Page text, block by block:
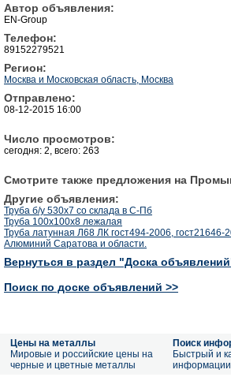
Автор объявления:
EN-Group
Телефон:
89152279521
Регион:
Москва и Московская область, Москва
Отправлено:
08-12-2015 16:00
Число просмотров:
сегодня: 2, всего: 263
Смотрите также предложения на
Другие объявления:
Труба б/у 530х7 со склада в С-Пб
Труба 100х100х8 лежалая
Труба латунная Л68 ЛК гост494-2006, гост21646-
Алюминий Саратова и области.
Вернуться в раздел "Доска
Поиск по доске объявлений >>
Цены на металлы
Мировые и российские цены на
черные и цветные металлы
Поиск
Быстрый и
информации